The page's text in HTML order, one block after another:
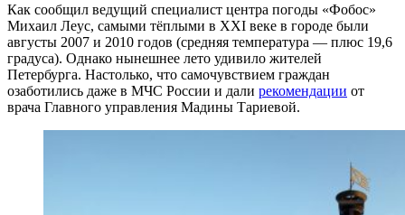
Как сообщил ведущий специалист центра погоды «Фобос»
Михаил Леус, самыми тёплыми в XXI веке в городе были
августы 2007 и 2010 годов (средняя температура — плюс 19,6
градуса). Однако нынешнее лето удивило жителей
Петербурга. Настолько, что самочувствием граждан
озаботились даже в МЧС России и дали рекомендации от
врача Главного управления Мадины Тариевой.